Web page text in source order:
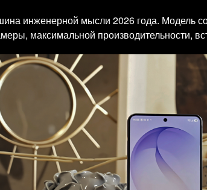
инженерной мысли 2026 года. Модель
максимальной производительности,